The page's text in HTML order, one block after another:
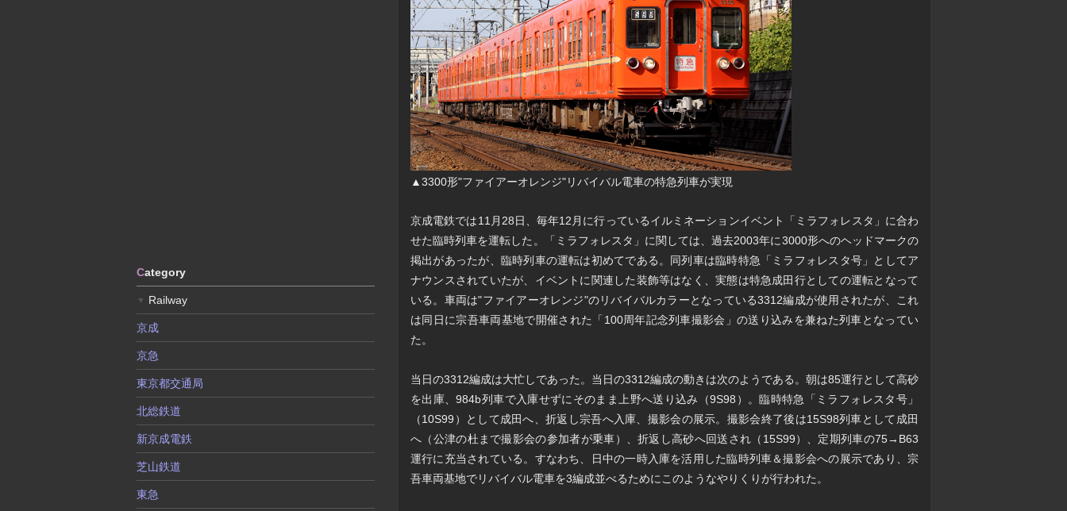
▲3300形"ファイアーオレンジ"リバイバル電車の特急列車が実現
京成電鉄では11月28日、毎年12月に行っているイルミネーションイベント「ミラフォレスタ」に合わ
せた臨時列車を運転した。「ミラフォレスタ」に関しては、過去2003年に3000形へのヘッドマークの
掲出があったが、臨時列車の運転は初めてである。同列車は臨時特急「ミラフォレスタ号」としてア
ナウンスされていたが、イベントに関連した装飾等はなく、実態は特急成田行としての運転となって
いる。車両は"ファイアーオレンジ"のリバイバルカラーとなっている3312編成が使用されたが、これ
は同日に宗吾車両基地で開催された「100周年記念列車撮影会」の送り込みを兼ねた列車となってい
た。
当日の3312編成は大忙しであった。当日の3312編成の動きは次のようである。朝は85運行として高砂
を出庫、984b列車で入庫せずにそのまま上野へ送り込み（9S98）。臨時特急「ミラフォレスタ号」
（10S99）として成田へ、折返し宗吾へ入庫、撮影会の展示。撮影会終了後は15S98列車として成田
へ（公津の杜まで撮影会の参加者が乗車）、折返し高砂へ回送され（15S99）、定期列車の75→B63
運行に充当されている。すなわち、日中の一時入庫を活用した臨時列車＆撮影会への展示であり、宗
吾車両基地でリバイバル電車を3編成並べるためにこのようなやりくりが行われた。
Category
▼ Railway
京成
京急
東京都交通局
北総鉄道
新京成電鉄
芝山鉄道
東急